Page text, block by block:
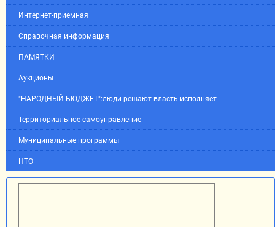
Интернет-приемная
Справочная информация
ПАМЯТКИ
Аукционы
"НАРОДНЫЙ БЮДЖЕТ":люди решают-власть исполняет
Территориальное самоуправление
Муниципальные программы
НТО